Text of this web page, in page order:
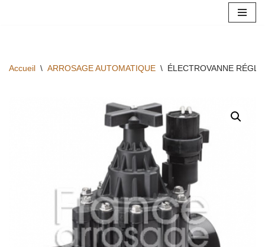
contenu
Accueil \ ARROSAGE AUTOMATIQUE \ ÉLECTROVANNE